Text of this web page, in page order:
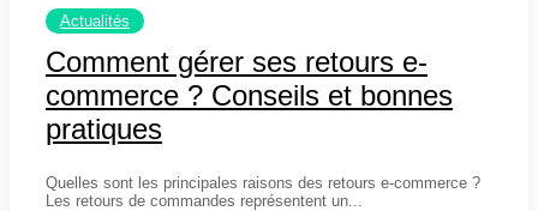
Actualités
Comment gérer ses retours e-
commerce ? Conseils et bonnes
pratiques
Quelles sont les principales raisons des retours e-commerce ?
Les retours de commandes représentent un...